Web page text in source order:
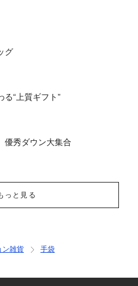
グ
“上質ギフト”
優秀ダウン大集合
っと見る
ン雑貨
手袋